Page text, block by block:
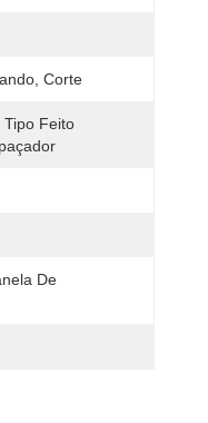
Corte
Tipo Feito
De